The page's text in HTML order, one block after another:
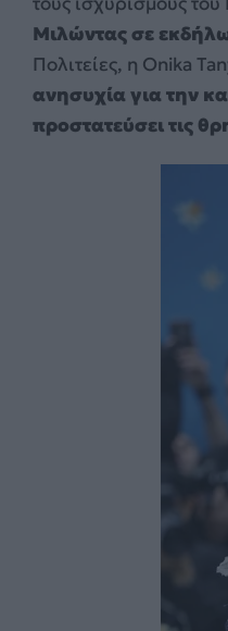
Μιλώντας σε
Πολιτείες, η Onika
ανησυχία για την
προστατεύσει τις